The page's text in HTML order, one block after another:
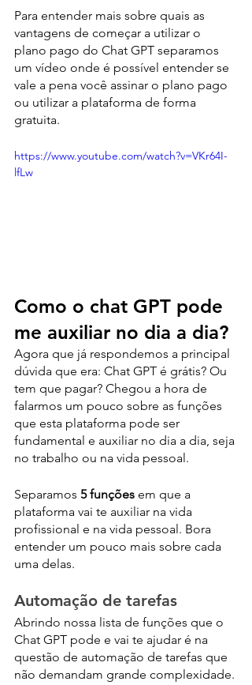
Para entender mais sobre quais as
vantagens de começar a utilizar o
plano pago do Chat GPT separamos
um vídeo onde é possível entender se
vale a pena você assinar o plano pago
ou utilizar a plataforma de forma
gratuita.
https://www.youtube.com/watch?v=VKr64I-
lfLw
Como o chat GPT pode
me auxiliar no dia a dia?
Agora que já respondemos a principal
dúvida que era: Chat GPT é grátis? Ou
tem que pagar? Chegou a hora de
falarmos um pouco sobre as funções
que esta plataforma pode ser
fundamental e auxiliar no dia a dia, seja
no trabalho ou na vida pessoal.
Separamos 5 funções em que a
plataforma vai te auxiliar na vida
profissional e na vida pessoal. Bora
entender um pouco mais sobre cada
uma delas.
Automação de tarefas
Abrindo nossa lista de funções que o
Chat GPT pode e vai te ajudar é na
questão de automação de tarefas que
não demandam grande complexidade.